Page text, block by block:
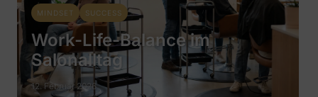
MINDSET SUCCESS
Work-Life-Balance im
Salonalltag
12. Februar 2026